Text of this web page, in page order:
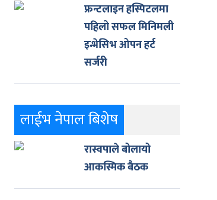
फ्रन्टलाइन हस्पिटलमा
पहिलो सफल मिनिमली
इन्भेसिभ ओपन हर्ट
सर्जरी
लाईभ नेपाल बिशेष
रास्वपाले बोलायो
आकस्मिक बैठक